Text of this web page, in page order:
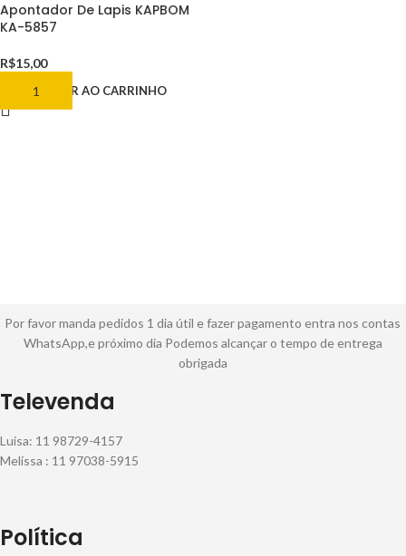
Apontador De Lapis KAPBOM
KA-5857
R$15,00
ADICIONAR AO CARRINHO
Por favor manda pedidos 1 dia útil e fazer pagamento entra nos contas
WhatsApp,e próximo dia Podemos alcançar o tempo de entrega
obrigada
Televenda
Luisa: 11 98729-4157
Melissa : 11 97038-5915
Política